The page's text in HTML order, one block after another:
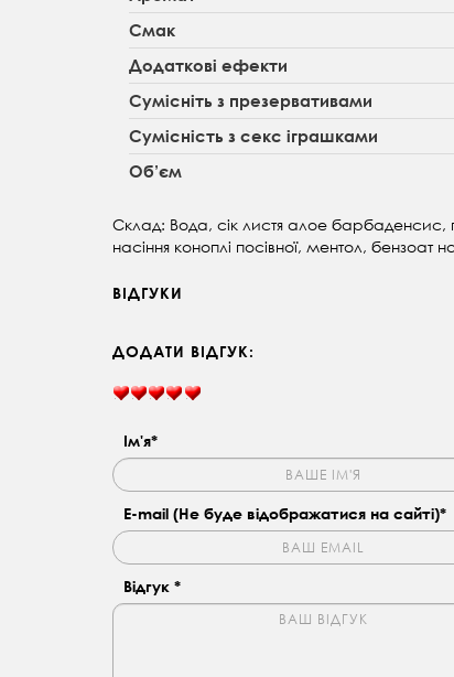
Смак
Додаткові ефекти
Сумісніть з презервативами
Сумісність з секс іграшками
Об’єм
Склад: Вода, сік листя алое барбаденсис,
насіння коноплі посівної, ментол,
ВІДГУКИ
ДОДАТИ ВІДГУК:
Ім'я*
E-mail (Не буде відображатися на сайті)*
Відгук *